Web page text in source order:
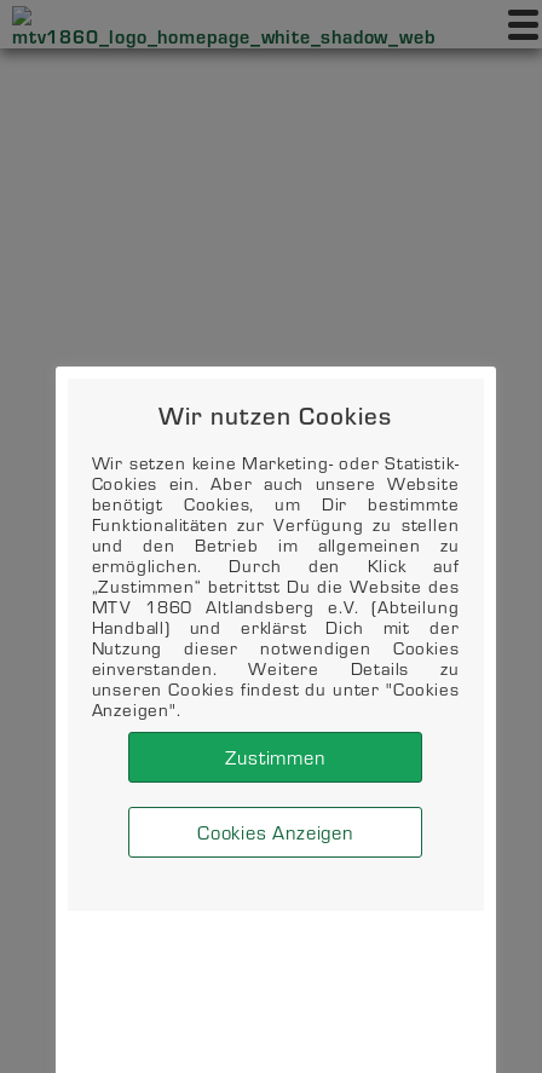
Wir nutzen Cookies
Wir setzen keine Marketing- oder Statistik-
Cookies ein. Aber auch unsere Website
benötigt Cookies, um Dir bestimmte
Funktionalitäten zur Verfügung zu stellen
und den Betrieb im allgemeinen zu
ermöglichen. Durch den Klick auf
„Zustimmen“ betrittst Du die Website des
MTV 1860 Altlandsberg e.V. (Abteilung
Handball) und erklärst Dich mit der
Nutzung dieser notwendigen Cookies
einverstanden. Weitere Details zu
unseren Cookies findest du unter "Cookies
Anzeigen".
Cookies Anzeigen
Zustimmen